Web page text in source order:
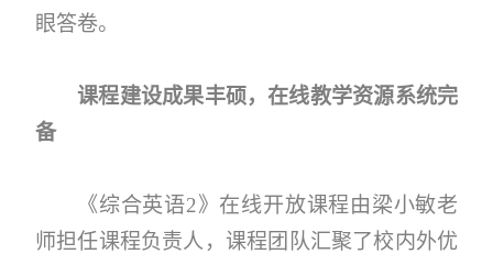
眼答卷。
课程建设成果丰硕，在线教学资源系统完
备
《综合英语2》在线开放课程由梁小敏老
师担任课程负责人，课程团队汇聚了校内外优